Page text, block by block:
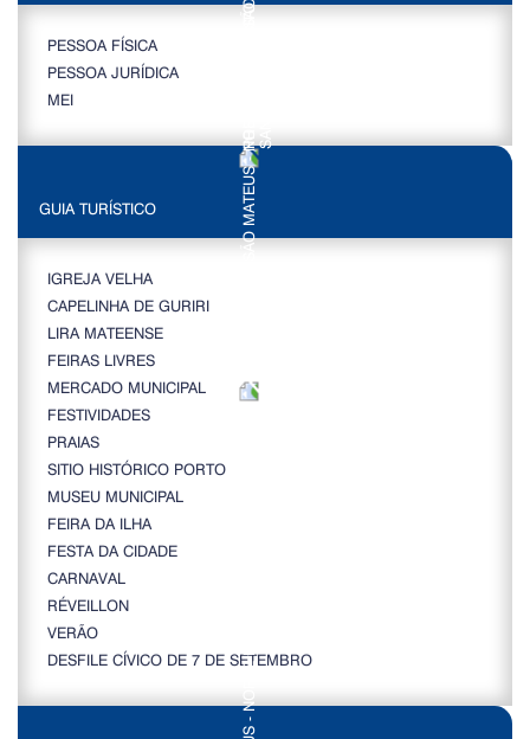
PESSOA FÍSICA
PESSOA JURÍDICA
MEI
GUIA TURÍSTICO
IGREJA VELHA
CAPELINHA DE GURIRI
LIRA MATEENSE
FEIRAS LIVRES
MERCADO MUNICIPAL
FESTIVIDADES
PRAIAS
SITIO HISTÓRICO PORTO
MUSEU MUNICIPAL
FEIRA DA ILHA
FESTA DA CIDADE
CARNAVAL
RÉVEILLON
VERÃO
DESFILE CÍVICO DE 7 DE SETEMBRO